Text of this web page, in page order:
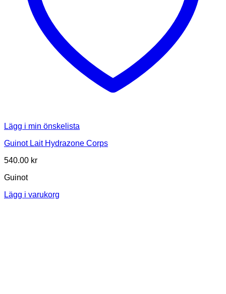
Lägg i min önskelista
Guinot Lait Hydrazone Corps
540.00 kr
Guinot
Lägg i varukorg